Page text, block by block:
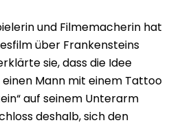
und Filmemacherin hat
über Frankensteins
sie, dass die Idee
Mann mit einem Tattoo
auf seinem Unterarm
deshalb, sich den